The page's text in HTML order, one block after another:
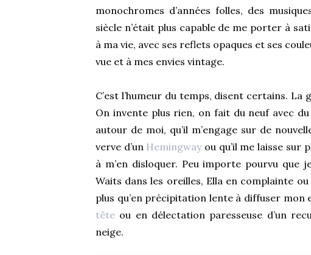
monochromes d’années folles, des
siècle n’était plus capable de me porter à
à ma vie, avec ses reflets opaques et ses
vue et à mes envies vintage.
C’est l’humeur du temps, disent certains.
On invente plus rien, on fait du neuf avec
autour de moi, qu’il m’engage sur de
verve d’un Hemingwayou qu’il me laisse sur
à m’en disloquer. Peu importe pourvu que
Waits dans les oreilles, Ella en complainte ou
plus qu’en précipitation lente à diffuser mon
tête ou en délectation paresseuse d’un
neige.